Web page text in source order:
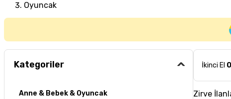
Oyuncak
Kategoriler
Anne & Bebek & Oyuncak
İkinci El
Zirve